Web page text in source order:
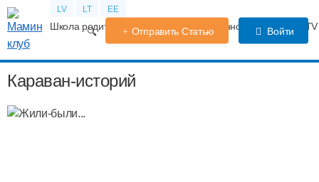
LV LT EE
Школа родителей Календарь беременности Форум
Отправить Статью Войти
Караван-историй